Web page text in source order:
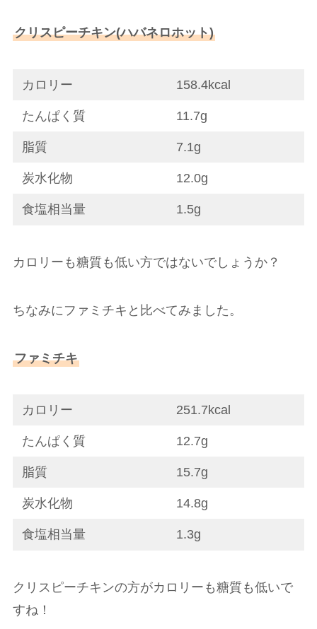
クリスピーチキン(ハバネロホット)
カロリー 158.4kcal
たんぱく質 11.7g
脂質 7.1g
炭水化物 12.0g
食塩相当量 1.5g
カロリーも糖質も低い方ではないでしょうか？
ちなみにファミチキと比べてみました。
ファミチキ
カロリー 251.7kcal
たんぱく質 12.7g
脂質 15.7g
炭水化物 14.8g
食塩相当量 1.3g
クリスピーチキンの方がカロリーも糖質も低いで
すね！